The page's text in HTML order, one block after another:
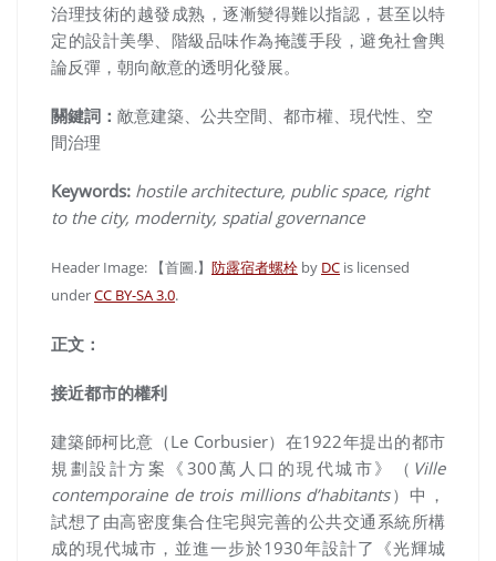
治理技術的越發成熟，逐漸變得難以指認，甚至以特
定的設計美學、階級品味作為掩護手段，避免社會輿
論反彈，朝向敵意的透明化發展。
關鍵詞： 敵意建築、公共空間、都市權、現代性、空
間治理
Keywords: hostile architecture, public space, right
to the city, modernity, spatial governance
Header Image: 【首圖.】 防露宿者螺栓 by DC is licensed
underCC BY-SA 3.0.
正文：
接近都市的權利
建築師柯比意（Le Corbusier）在1922年提出的都市
規劃設計方案《300萬人口的現代城市》（ Ville
contemporaine de trois millions d’habitants）中，
試想了由高密度集合住宅與完善的公共交通系統所構
成的現代城市，並進一步於1930年設計了《光輝城